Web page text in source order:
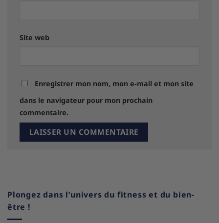
Site web
Enregistrer mon nom, mon e-mail et mon site
dans le navigateur pour mon prochain
commentaire.
Plongez dans l’univers du fitness et du bien-
être !